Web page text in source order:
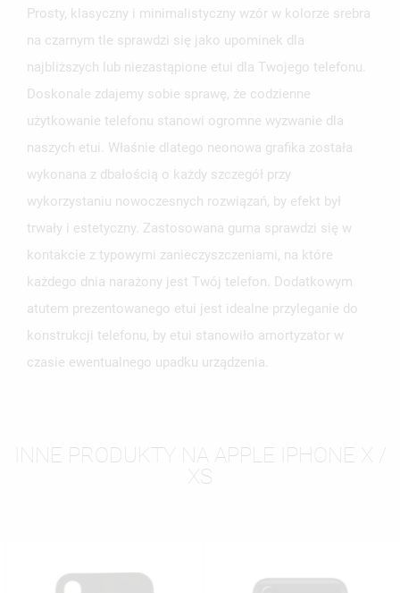
Prosty, klasyczny i minimalistyczny wzór w kolorze srebra
na czarnym tle sprawdzi się jako upominek dla
najbliższych lub niezastąpione etui dla Twojego telefonu.
Doskonale zdajemy sobie sprawę, że codzienne
użytkowanie telefonu stanowi ogromne wyzwanie dla
naszych etui. Właśnie dlatego neonowa grafika została
wykonana z dbałością o każdy szczegół przy
wykorzystaniu nowoczesnych rozwiązań, by efekt był
trwały i estetyczny. Zastosowana guma sprawdzi się w
kontakcie z typowymi zanieczyszczeniami, na które
każdego dnia narażony jest Twój telefon. Dodatkowym
atutem prezentowanego etui jest idealne przyleganie do
konstrukcji telefonu, by etui stanowiło amortyzator w
czasie ewentualnego upadku urządzenia.
INNE PRODUKTY NA APPLE IPHONE X /
XS